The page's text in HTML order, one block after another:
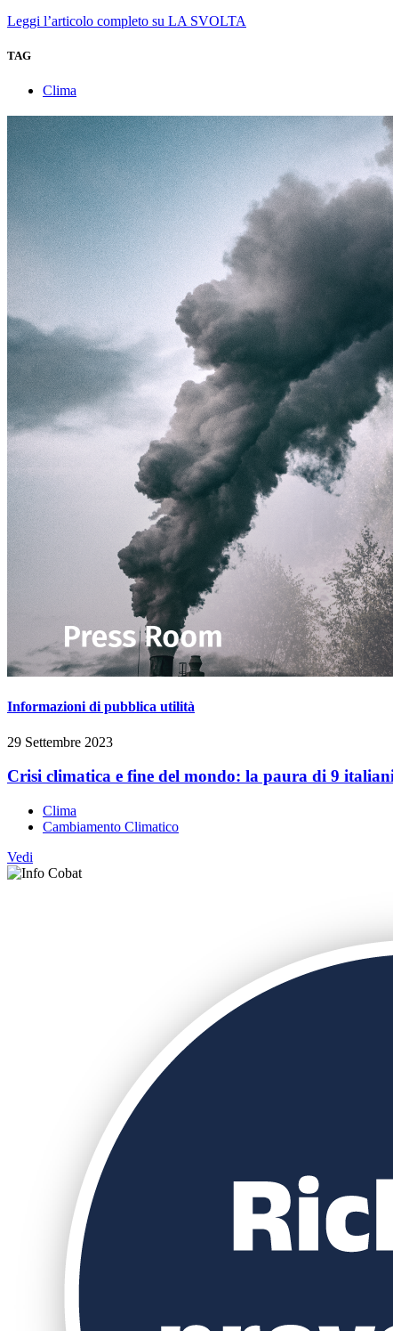
Leggi l’articolo completo su LA SVOLTA
TAG
Clima
Informazioni di pubblica utilità
29 Settembre 2023
Crisi climatica e fine del mondo: la paura di 9
Clima
Cambiamento Climatico
Vedi